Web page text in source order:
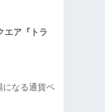
エア『トラ
になる通貨ペ